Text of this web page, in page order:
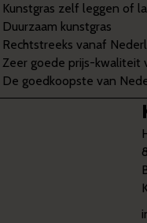
Kunstgras zelf leggen of
Duurzaam kunstgras
Rechtstreeks vanaf
Zeer goede prijs-kwaliteit
De goedkoopste van